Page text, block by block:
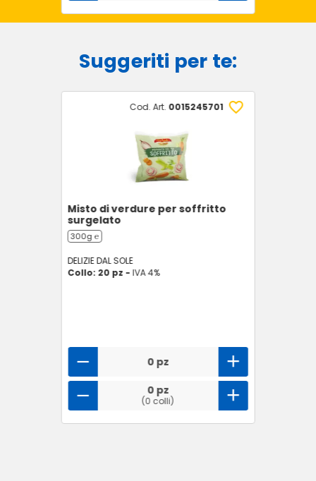
Suggeriti per te:
Cod. Art. 0015245701
Misto di verdure per soffritto
surgelato
300g ℮
DELIZIE DAL SOLE
Collo: 20 pz - IVA 4%
0 pz
0 pz
(0 colli)